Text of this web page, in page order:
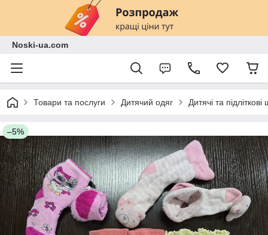
Noski-ua.com
Товари та послуги Дитячий одяг Дитячі та
–5%